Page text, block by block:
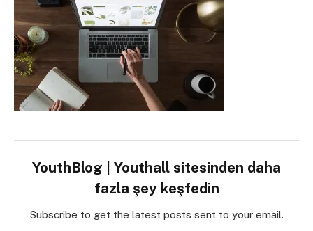
YouthBlog | Youthall sitesinden daha
fazla şey keşfedin
Subscribe to get the latest posts sent to your email.